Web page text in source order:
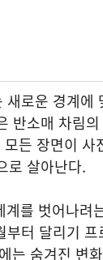
로운 경계에
반소매 차림
든 장면이 사
로 살아난다.
를 벗어나려
터 달리기
는 숨겨진 변